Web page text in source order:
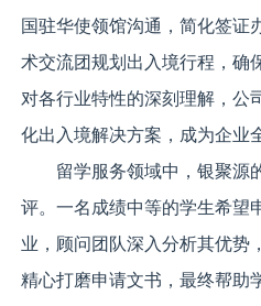
国驻华使领馆沟通，简化签证
术交流团规划出入境行程，确
对各行业特性的深刻理解，公
化出入境解决方案，成为企业
留学服务领域中，银聚源
评。一名成绩中等的学生希望
业，顾问团队深入分析其优势
精心打磨申请文书，最终帮助